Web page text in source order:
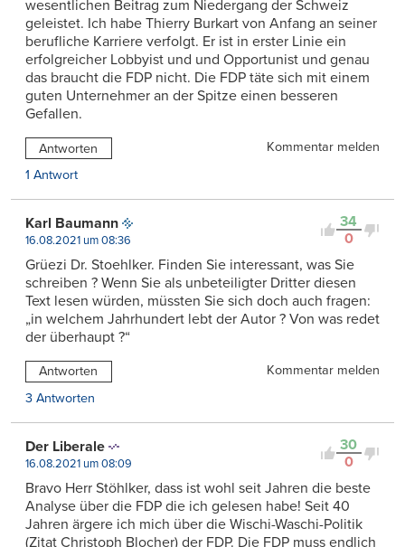
wesentlichen Beitrag zum Niedergang der Schweiz
geleistet. Ich habe Thierry Burkart von Anfang an seiner
berufliche Karriere verfolgt. Er ist in erster Linie ein
erfolgreicher Lobbyist und und Opportunist und genau
das braucht die FDP nicht. Die FDP täte sich mit einem
guten Unternehmer an der Spitze einen besseren
Gefallen.
Antworten
Kommentar melden
1 Antwort
34
0
Karl Baumann
16.08.2021 um 08:36
Grüezi Dr. Stoehlker. Finden Sie interessant, was Sie
schreiben ? Wenn Sie als unbeteiligter Dritter diesen
Text lesen würden, müssten Sie sich doch auch fragen:
„in welchem Jahrhundert lebt der Autor ? Von was redet
der überhaupt ?“
Antworten
Kommentar melden
3 Antworten
30
0
Der Liberale
16.08.2021 um 08:09
Bravo Herr Stöhlker, dass ist wohl seit Jahren die beste
Analyse über die FDP die ich gelesen habe! Seit 40
Jahren ärgere ich mich über die Wischi-Waschi-Politik
(Zitat Christoph Blocher) der FDP. Die FDP muss endlich